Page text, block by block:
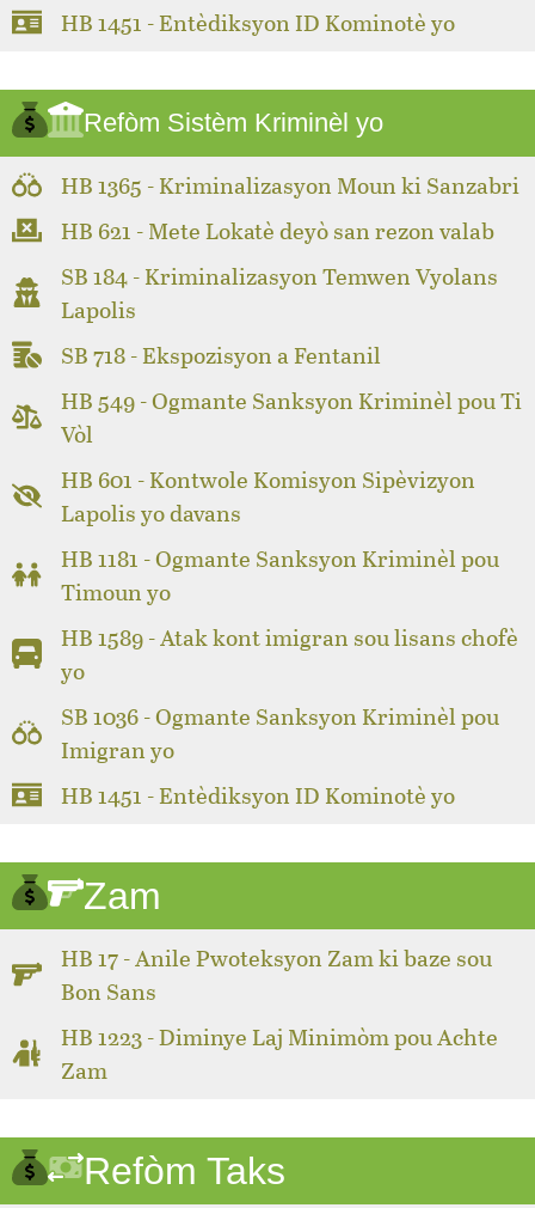
HB 1451 - Entèdiksyon ID Kominotè yo
Refòm Sistèm Kriminèl yo
HB 1365 - Kriminalizasyon Moun ki Sanzabri
HB 621 - Mete Lokatè deyò san rezon valab
SB 184 - Kriminalizasyon Temwen Vyolans
Lapolis
SB 718 - Ekspozisyon a Fentanil
HB 549 - Ogmante Sanksyon Kriminèl pou Ti
Vòl
HB 601 - Kontwole Komisyon Sipèvizyon
Lapolis yo davans
HB 1181 - Ogmante Sanksyon Kriminèl pou
Timoun yo
HB 1589 - Atak kont imigran sou lisans chofè
yo
SB 1036 - Ogmante Sanksyon Kriminèl pou
Imigran yo
HB 1451 - Entèdiksyon ID Kominotè yo
Zam
HB 17 - Anile Pwoteksyon Zam ki baze sou
Bon Sans
HB 1223 - Diminye Laj Minimòm pou Achte
Zam
Refòm Taks